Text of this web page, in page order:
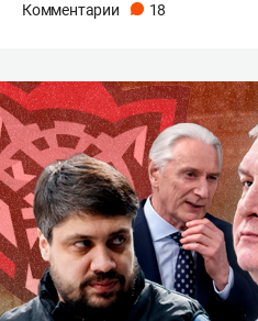
Комментарии 18